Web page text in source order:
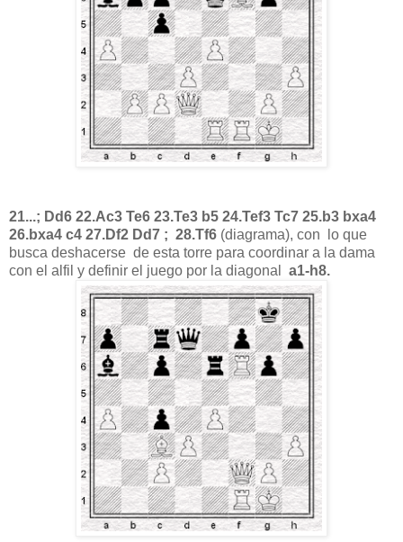
21...; Dd6 22.Ac3 Te6 23.Te3 b5 24.Tef3 Tc7 25.b3 bxa4
26.bxa4 c4 27.Df2 Dd7 ; 28.Tf6 (diagrama), con lo que
busca deshacerse de esta torre para coordinar a la dama
con el alfil y definir el juego por la diagonal
a1-h8.